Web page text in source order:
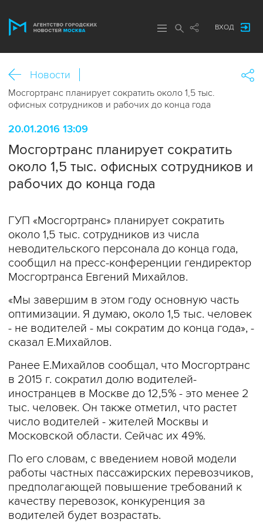
ВХОД
Новости
Мосгортранс планирует сократить около 1,5 тыс.
офисных сотрудников и рабочих до конца года
20.01.2016 13:09
Мосгортранс планирует сократить
около 1,5 тыс. офисных сотрудников и
рабочих до конца года
ГУП «Мосгортранс» планирует сократить
около 1,5 тыс. сотрудников из числа
неводительского персонала до конца года,
сообщил на пресс-конференции гендиректор
Мосгортранса Евгений Михайлов.
«Мы завершим в этом году основную часть
оптимизации. Я думаю, около 1,5 тыс. человек
- не водителей - мы сократим до конца года», -
сказал Е.Михайлов.
Ранее Е.Михайлов сообщал, что Мосгортранс
в 2015 г. сократил долю водителей-
иностранцев в Москве до 12,5% - это менее 2
тыс. человек. Он также отметил, что растет
число водителей - жителей Москвы и
Московской области. Сейчас их 49%.
По его словам, с введением новой модели
работы частных пассажирских перевозчиков,
предполагающей повышение требований к
качеству перевозок, конкуренция за
водителей будет возрастать.